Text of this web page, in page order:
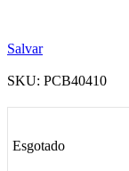
Salvar
SKU: PCB40410
Esgotado